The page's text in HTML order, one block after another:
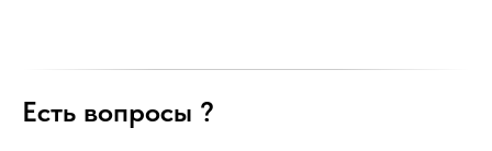
Есть вопросы ?